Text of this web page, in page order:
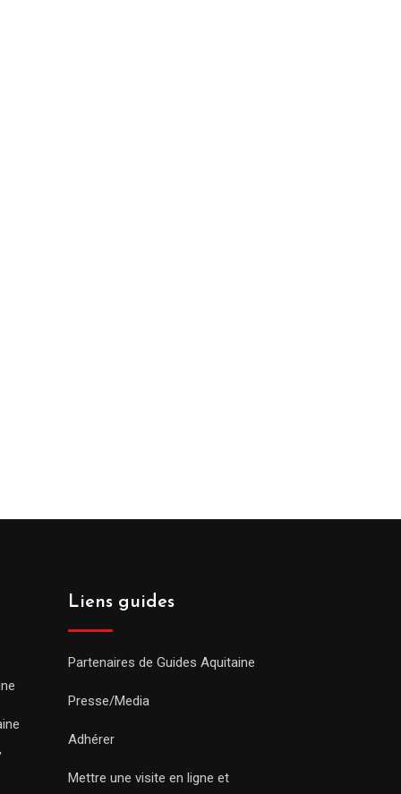
Liens guides
Partenaires de Guides Aquitaine
Presse/Media
Adhérer
Mettre une visite en ligne et